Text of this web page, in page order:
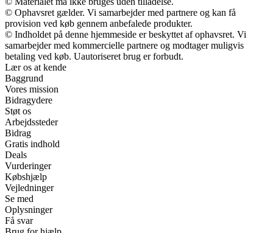
© Ophavsret gælder. Vi samarbejder med partnere og kan få
provision ved køb gennem anbefalede produkter.
© Indholdet på denne hjemmeside er beskyttet af ophavsret. Vi
samarbejder med kommercielle partnere og modtager muligvis
betaling ved køb. Uautoriseret brug er forbudt.
Lær os at kende
Baggrund
Vores mission
Bidragydere
Støt os
Arbejdssteder
Bidrag
Gratis indhold
Deals
Vurderinger
Købshjælp
Vejledninger
Se med
Oplysninger
Få svar